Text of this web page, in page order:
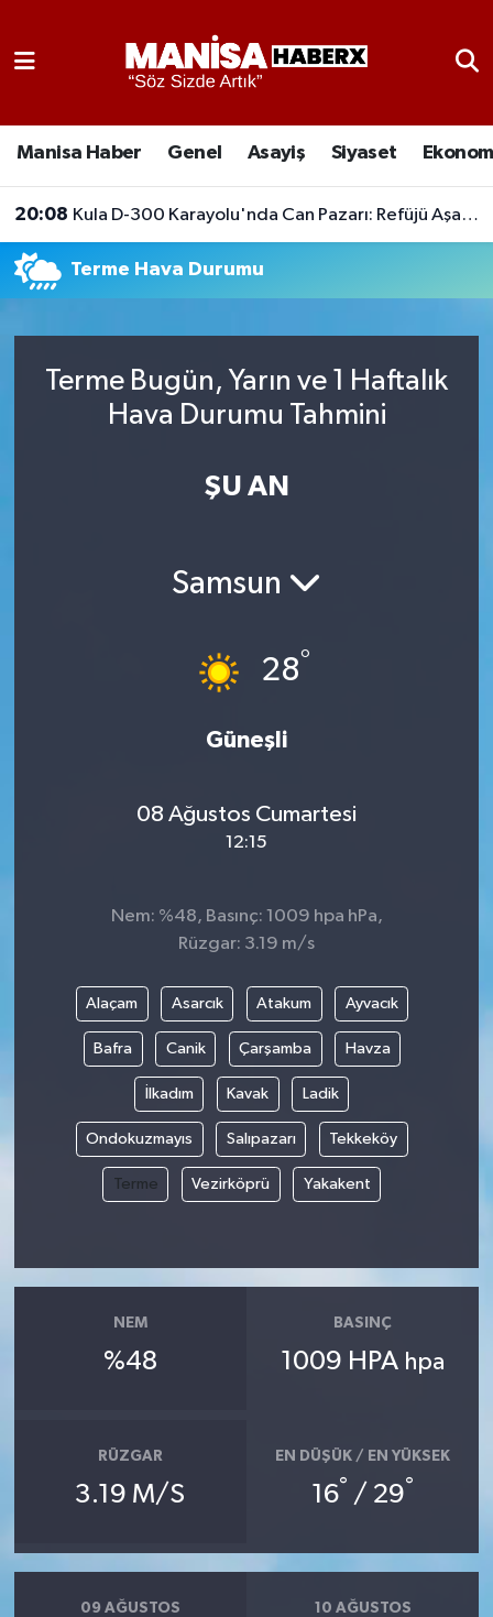
Manisa Haber Genel Asayiş Siyaset
20:08 Kula D-300 Karayolu'nda Can Pazarı: Refüjü Aşan Otomobil Karşı Şeride Geçti,
Terme Hava Durumu
Terme Bugün, Yarın ve 1 Haftalık
Hava Durumu Tahmini
ŞU AN
Samsun
28°
Güneşli
08 Ağustos Cumartesi
12:15
Nem: %48, Basınç: 1009 hpa hPa,
Rüzgar: 3.19 m/s
Alaçam Asarcık Atakum Ayvacık
Bafra Canik Çarşamba Havza
İlkadım Kavak Ladik
Ondokuzmayıs Salıpazarı Tekkeköy
Terme Vezirköprü Yakakent
NEM
%48
BASINÇ
1009 HPA hpa
RÜZGAR
3.19 M/S
EN DÜŞÜK / EN YÜKSEK
16° / 29°
09 AĞUSTOS 10 AĞUSTOS
Kültür-Sanat
Gizlilik Sözleşmesi
Manisa Nöbetçi Eczaneler
Son Dakika Haberleri